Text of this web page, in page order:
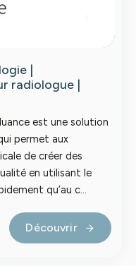
|
radiologue |
est une solution
permet aux
de créer des
en utilisant le
qu’au c...
Découvrir